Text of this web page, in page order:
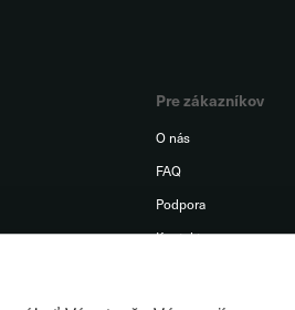
Pre zákazníkov
O nás
FAQ
Podpora
Kontakt